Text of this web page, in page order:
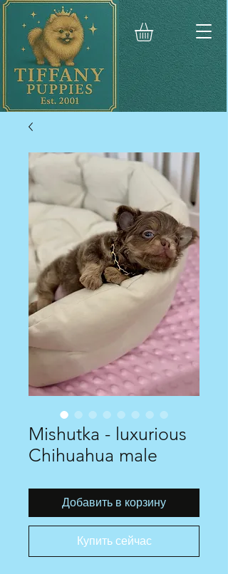
Mishutka - luxurious
Chihuahua male
Добавить в корзину
Купить сейчас